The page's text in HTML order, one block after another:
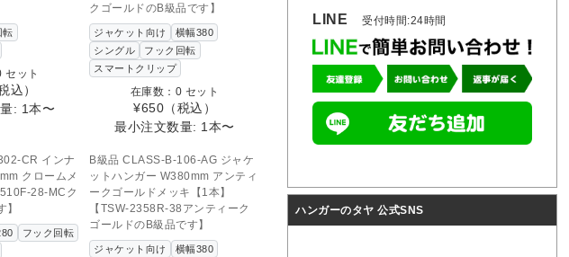
転
セット
込）
: 1本〜
クゴールドのB級品です】
ジャケット向け
横幅380
シングル
フック回転
スマートクリップ
在庫数：0 セット
¥650 （税込）
最小注文数量: 1本〜
CR インナ
クロームメ
28-MCク
】
フック回転
B級品 CLASS-B-106-AG ジャケ
ットハンガー W380mm アンティ
ークゴールドメッキ【1本】
【TSW-2358R-38アンティーク
ゴールドのB級品です】
ジャケット向け
横幅380
LINE 受付時間:24時間
ハンガーのタヤ 公式SNS